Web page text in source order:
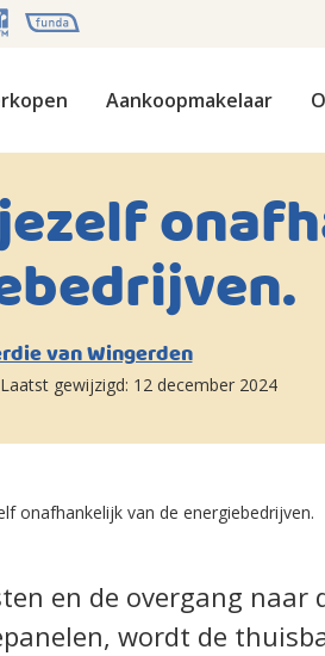
Aankoopmakelaar
van Wingerden
Laatst gewijzigd: 12 december 2024
onafhankelijk van de energiebedrijven.
en de overgang naar
wordt de